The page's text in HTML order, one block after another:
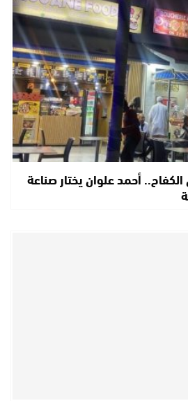
أحمد علوان يختار صناعة